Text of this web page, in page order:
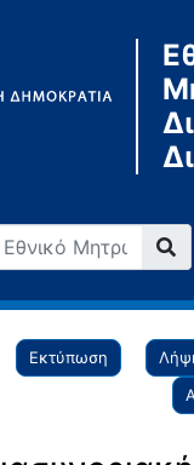
Εκτύπωση